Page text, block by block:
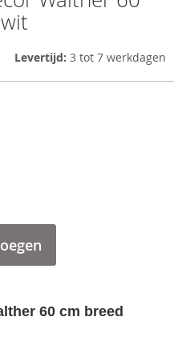
Levertijd: 3 tot 7 werkdagen
60 cm breed